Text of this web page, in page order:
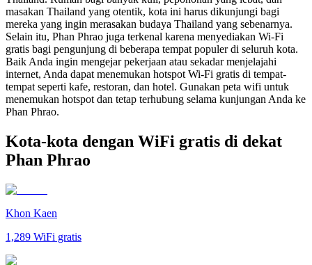
masakan Thailand yang otentik, kota ini harus dikunjungi bagi
mereka yang ingin merasakan budaya Thailand yang sebenarnya.
Selain itu, Phan Phrao juga terkenal karena menyediakan Wi-Fi
gratis bagi pengunjung di beberapa tempat populer di seluruh kota.
Baik Anda ingin mengejar pekerjaan atau sekadar menjelajahi
internet, Anda dapat menemukan hotspot Wi-Fi gratis di tempat-
tempat seperti kafe, restoran, dan hotel. Gunakan peta wifi untuk
menemukan hotspot dan tetap terhubung selama kunjungan Anda ke
Phan Phrao.
Kota-kota dengan WiFi gratis di dekat
Phan Phrao
Khon Kaen
1,289 WiFi gratis